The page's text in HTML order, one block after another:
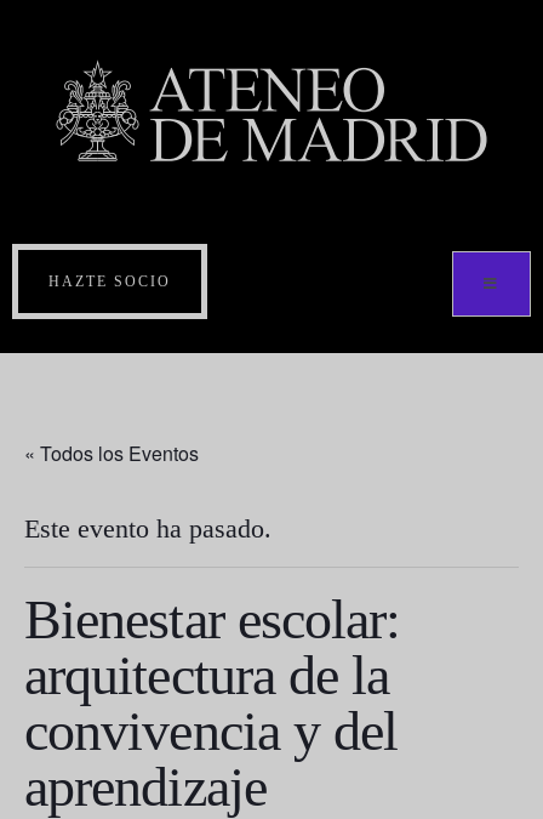
HAZTE SOCIO
« Todos los Eventos
Este evento ha pasado.
Bienestar escolar:
arquitectura de la
convivencia y del
aprendizaje